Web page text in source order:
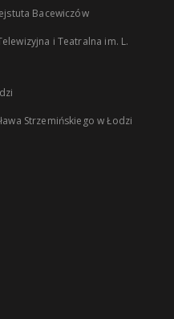
Bacewiczów
i Teatralna im. L.
Strzemińskiego w Łodzi